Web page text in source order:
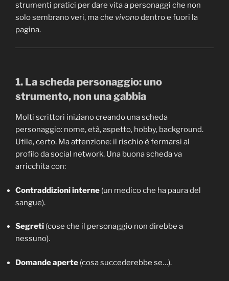
strumenti pratici per dare vita a personaggi che non
solo sembrano veri, ma che vivonodentro e fuori la
pagina.
1. La scheda personaggio: uno
strumento, non una gabbia
Molti scrittori iniziano creando una scheda
personaggio: nome, età, aspetto, hobby, background.
Utile, certo. Ma attenzione: il rischio è fermarsi al
profilo da social network. Una buona scheda va
arricchita con:
Contraddizioni interne (un medico che ha paura del
sangue).
Segreti (cose che il personaggio non direbbe a
nessuno).
Domande aperte (cosa succederebbe se…).